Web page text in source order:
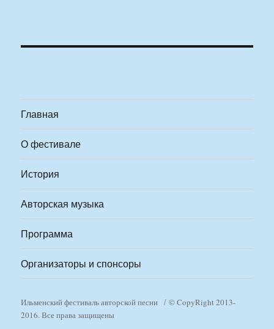
Главная
О фестивале
История
Авторская музыка
Программа
Организаторы и спонсоры
Ильменский фестиваль авторской песни
© CopyRight 2013-
2016. Все права защищены